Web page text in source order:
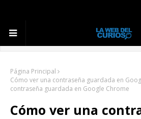
Página Principal
Cómo ver una contraseña guardada en
contraseña guardada en Google Chrome
Cómo ver una